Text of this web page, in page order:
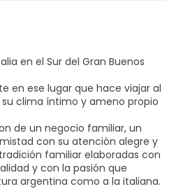
en el Sur del Gran Buenos
en ese lugar que hace viajar al
clima íntimo y ameno propio
de un negocio familiar, un
con su atención alegre y
familiar elaboradas con
y con la pasión que
argentina como a la italiana.